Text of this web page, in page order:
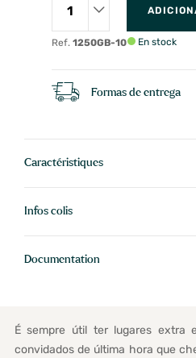
Ref. 1250GB-10 En stock
Formas de entrega
Caractéristiques
Infos colis
Documentation
É sempre útil ter lugares extra
convidados de última hora que